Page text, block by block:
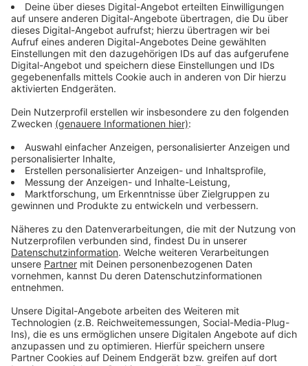
Sanierungsstau an den Schulen, und ich rede über viel
mehr als Toiletten, ich rede über Räume, die modernen
Unterricht möglich machen, ich rede über Räume, die
ganztägiges Leben und Arbeiten sowohl für Lehrkräfte
als auch für Schülerinnen und Schüler möglich machen.
Oder Räume, die genau diese Zukunftsdialoge, von
denen ich die ganze Zeit spreche, dann auch möglich
machen könnten. Also da werden wir hinschauen
müssen, wie dieses Problem mit Hilfen von Mitteln
aus dem Bund gelöst werden kann. Das jetzige
Startchancenprogramm von denen Schulen profitieren,
muss natürlich oder kann nur der Anfang des Ganzen
sein, denn diese Gelder sind insgesamt nur ein Tropfen
auf dem heißen Stein, aber der Weg ist das Richtige.
Weil darin gehen wir Probleme an, wie zum Beispiel
mehr Schulsozialarbeiterinnen und Arbeiter in den
Schulen. Wir gehen Probleme wie moderne
Schulentwicklung an und in der dritten Säule geht es
dann auch um genau diese schulische Infrastruktur, die
auch dringend sanierungsbedürftig ist.“
Anzeige